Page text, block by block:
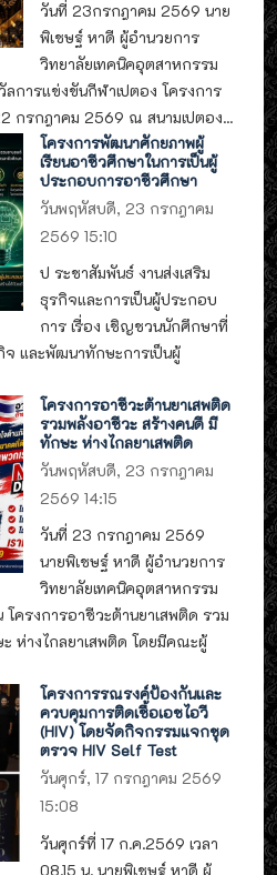
วันที่ 23กรกฎาคม 2569 นาย
พิเชษฐ์ หาดี ผู้อำนวยการ
วิทยาลัยเทคนิคอุตสาหกรรม
ลการแข่งขันกีฬาเปตอง โครงการ
กรกฎาคม 2569 ณ สนามเปตอง...
โครงการพัฒนาศักยภาพผู้
เรียนอาชีวศึกษาในการเป็นผู้
ประกอบการอาชีวศึกษา
วันพฤหัสบดี, 23 กรกฎาคม
2569 15:10
ป ระชาสัมพันธ์ งานส่งเสริม
ธุรกิจและการเป็นผู้ประกอบ
การ เรื่อง เชิญชวนนักศึกษาที่
จ และพัฒนาทักษะการเป็นผู้
โครงการอาชีวะต้านยาเสพติด
รวมพลังอาชีวะ สร้างคนดี มี
ทักษะ ห่างไกลยาเสพติด
วันพฤหัสบดี, 23 กรกฎาคม
2569 14:15
วันที่ 23 กรกฎาคม 2569
นายพิเชษฐ์ หาดี ผู้อำนวยการ
วิทยาลัยเทคนิคอุตสาหกรรม
โครงการอาชีวะต้านยาเสพติด รวม
ห่างไกลยาเสพติด โดยมีคณะผู้
โครงการรณรงค์ป้องกันและ
ควบคุมการติดเชื้อเอชไอวี
(HIV) โดยจัดกิจกรรมแจกชุด
ตรวจ HIV Self Test
วันศุกร์, 17 กรกฎาคม 2569
15:08
วันศุกร์ที่ 17 ก.ค.2569 เวลา
08.15 น. นายพิเชษฐ์ หาดี ผู้